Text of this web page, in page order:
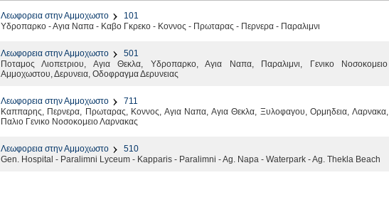
Λεωφορεια στην Αμμοχωστο
101
Υδροπαρκο - Αγια Ναπα - Καβο Γκρεκο - Κοννος - Πρωταρας - Περνερα - Παραλιμνι
Λεωφορεια στην Αμμοχωστο
501
Ποταμος Λιοπετριου, Αγια Θεκλα, Υδροπαρκο, Αγια Ναπα, Παραλιμνι, Γενικο Νοσοκομειο
Αμμοχωστου, Δερυνεια, Οδοφραγμα Δερυνειας
Λεωφορεια στην Αμμοχωστο
711
Καππαρης, Περνερα, Πρωταρας, Κοννος, Αγια Ναπα, Αγια Θεκλα, Ξυλοφαγου, Ορμηδεια, Λαρνακα,
Παλιο Γενικο Νοσοκομειο Λαρνακας
Λεωφορεια στην Αμμοχωστο
510
Gen. Hospital - Paralimni Lyceum - Kapparis - Paralimni - Ag. Napa - Waterpark - Ag. Thekla Beach